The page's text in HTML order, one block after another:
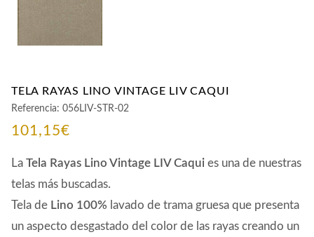
TELA RAYAS LINO VINTAGE LIV CAQUI
Referencia: 056LIV-STR-02
101,15€
La Tela Rayas Lino Vintage LIV Caqui es una de nuestras
telas más buscadas.
Tela de Lino 100% lavado de trama gruesa que presenta
un aspecto desgastado del color de las rayas creando un